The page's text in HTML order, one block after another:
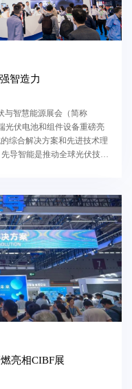
智造力
与智慧能源展会（简称
光伏电池和组件设备重磅亮
综合解决方案和先进技术理
导智能是推动全球光伏技术
亮相CIBF展